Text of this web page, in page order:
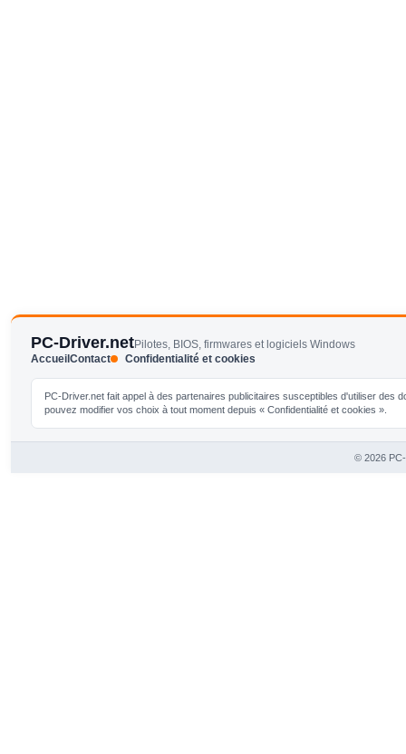
PC-Driver.netPilotes, BIOS, firmwares et logiciels Windows
AccueilContact Confidentialité et cookies
PC-Driver.net fait appel à des partenaires publicitaires susceptibles d'utiliser
pouvez modifier vos choix à tout moment depuis « Confidentialité et cookies ».
© 2026